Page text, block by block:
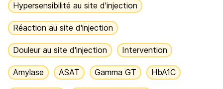
Hypersensibilité au site d'injection
Réaction au site d'injection
Douleur au site d'injection Intervention
Amylase ASAT Gamma GT HbA1C